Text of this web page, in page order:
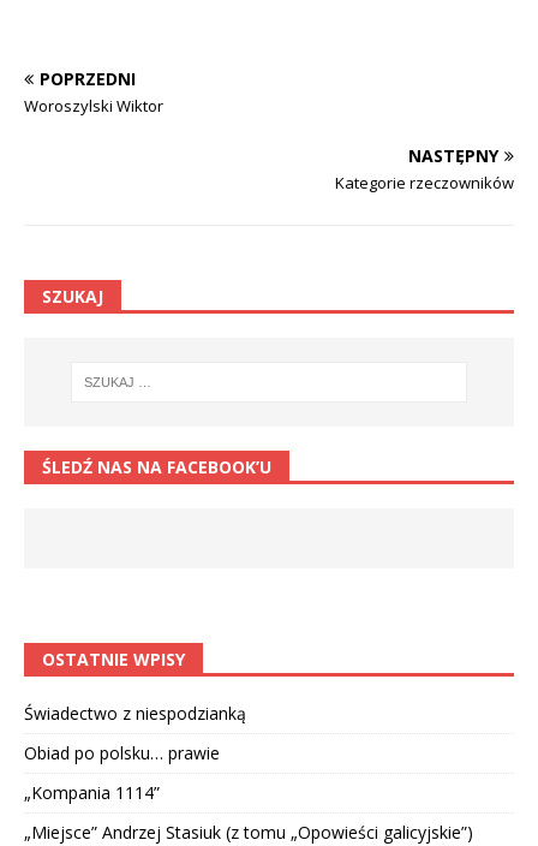
POPRZEDNI
Woroszylski Wiktor
NASTĘPNY
Kategorie rzeczowników
SZUKAJ
ŚLEDŹ NAS NA FACEBOOK’U
OSTATNIE WPISY
Świadectwo z niespodzianką
Obiad po polsku… prawie
„Kompania 1114”
„Miejsce” Andrzej Stasiuk (z tomu „Opowieści galicyjskie”)